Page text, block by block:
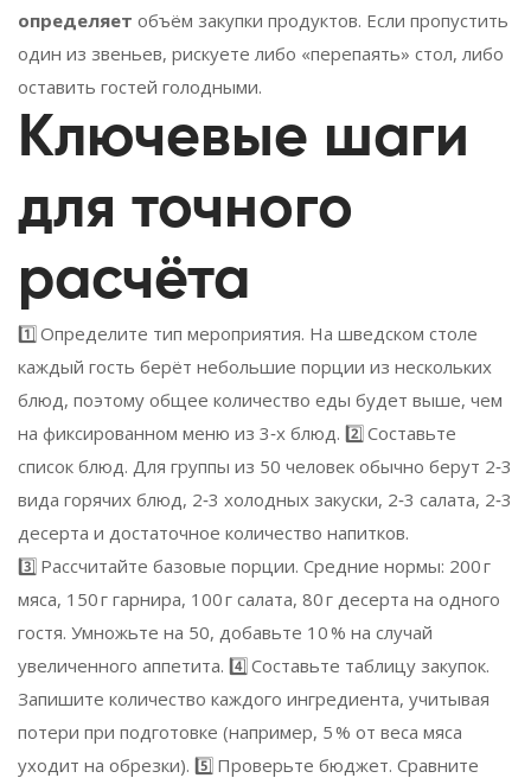
определяет объём закупки продуктов. Если пропустить
один из звеньев, рискуете либо «перепаять» стол, либо
оставить гостей голодными.
Ключевые шаги
для точного
расчёта
1️⃣ Определите тип мероприятия. На шведском столе
каждый гость берёт небольшие порции из нескольких
блюд, поэтому общее количество еды будет выше, чем
на фиксированном меню из 3‑х блюд. 2️⃣ Составьте
список блюд. Для группы из 50 человек обычно берут 2‑3
вида горячих блюд, 2‑3 холодных закуски, 2‑3 салата, 2‑3
десерта и достаточное количество напитков.
3️⃣ Рассчитайте базовые порции. Средние нормы: 200 г
мяса, 150 г гарнира, 100 г салата, 80 г десерта на одного
гостя. Умножьте на 50, добавьте 10 % на случай
увеличенного аппетита. 4️⃣ Составьте таблицу закупок.
Запишите количество каждого ингредиента, учитывая
потери при подготовке (например, 5 % от веса мяса
уходит на обрезки). 5️⃣ Проверьте бюджет. Сравните